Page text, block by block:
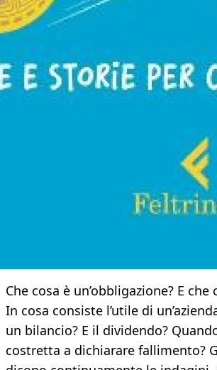
Che cosa è un’obbligazione? E che
In cosa consiste l’utile di
un bilancio? E il dividendo?
costretta a dichiarare fallimento?